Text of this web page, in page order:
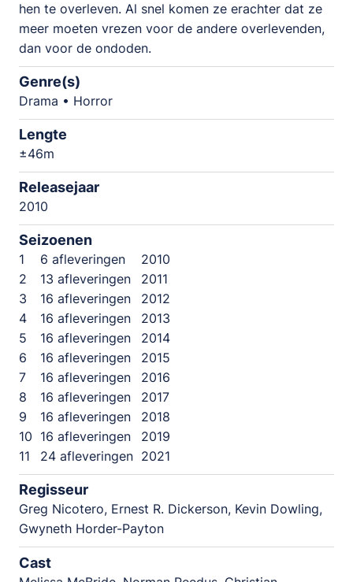
hen te overleven. Al snel komen ze erachter dat ze
meer moeten vrezen voor de andere overlevenden,
dan voor de ondoden.
Genre(s)
Drama • Horror
Lengte
±46m
Releasejaar
2010
Seizoenen
1 6 afleveringen
2010
2
13 afleveringen
2011
3
16 afleveringen
2012
4
16 afleveringen
2013
5
16 afleveringen
2014
6
16 afleveringen
2015
7
16 afleveringen
2016
8
16 afleveringen
2017
9
16 afleveringen
2018
10 16 afleveringen
2019
11
24 afleveringen 2021
Regisseur
Greg Nicotero, Ernest R. Dickerson, Kevin Dowling,
Gwyneth Horder-Payton
Cast